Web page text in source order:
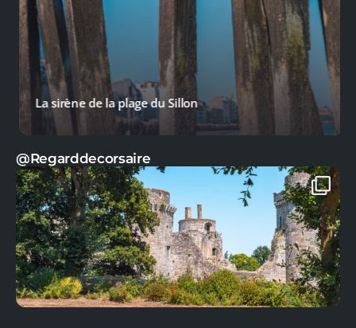
La sirène de la plage du Sillon
@Regarddecorsaire